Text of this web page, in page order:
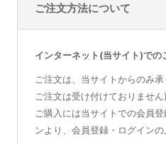
ご注文方法について
インターネット(当サイト)での
ご注文は、当サイトからのみ
ご注文は受け付けておりません)
ご購入には当サイトでの会員
ンより、会員登録・ログインの